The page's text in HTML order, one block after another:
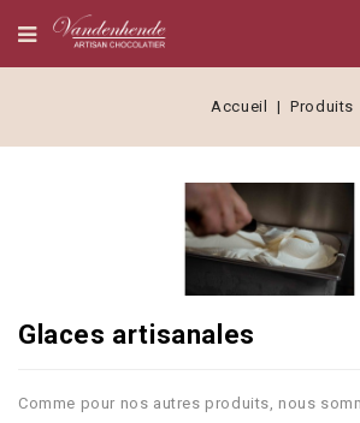
Accueil Produits
Glaces artisanales
Comme pour nos autres produits, nous